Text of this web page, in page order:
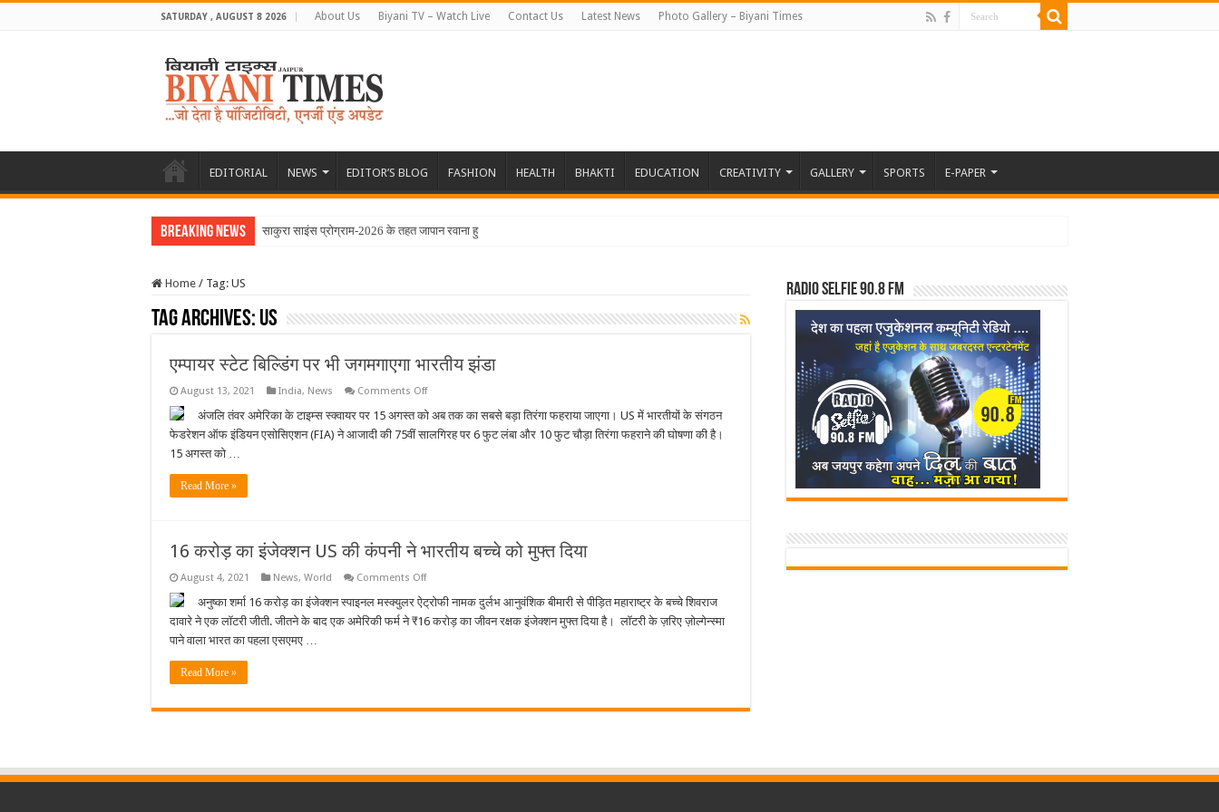
SATURDAY , AUGUST 8 2026 About Us Biyani TV – Watch Live Contact Us Latest News Photo Gallery – Biyani Times
EDITORIAL NEWS EDITOR’S BLOG FASHION HEALTH BHAKTI EDUCATION CREATIVITY GALLERY SPORTS E-PAPER
Breaking News साकुरा साइंस प्रोग्राम-2026 के तहत जापान रवाना हुई बिय
Home / Tag: US
Tag Archives: US
एम्पायर स्टेट बिल्डिंग पर भी जगमगाएगा भारतीय झंडा
August 13, 2021 India, News Comments Offon
स्टेट
बिल्डिंग
पर
अंजलि तंवर अमेरिका के टाइम्स स्क्वायर पर 15 अगस्त को अब तक का सबसे बड़ा तिरंगा फहराया जाएगा। US में भारतीयों के संगठन
फेडरेशन ऑफ इंडियन एसोसिएशन (FIA) ने आजादी की 75वीं सालगिरह पर 6 फुट लंबा और 10 फुट चौड़ा तिरंगा फहराने की घोषणा की है।
15 अगस्त को …
Read More »
16 करोड़ का इंजेक्शन US की कंपनी ने भारतीय बच्चे को मुफ्त दिया
August 4, 2021 News, World Comments Offon
करोड़
का
इंजेक्शन
को
अनुष्का शर्मा 16 करोड़ का इंजेक्शन स्पाइनल मस्क्युलर ऐट्रोफी नामक दुर्लभ आनुवंशिक बीमारी से पीड़ित महाराष्ट्र के बच्चे शिवराज
दावारे ने एक लॉटरी जीती. जीतने के बाद एक अमेरिकी फर्म ने ₹16 करोड़ का जीवन रक्षक इंजेक्शन मुफ्त दिया है। लॉटरी के ज़रिए ज़ोल्गेन्स्मा
पाने वाला भारत का पहला एसएमए …
Read More »
Radio Selfie 90.8 FM